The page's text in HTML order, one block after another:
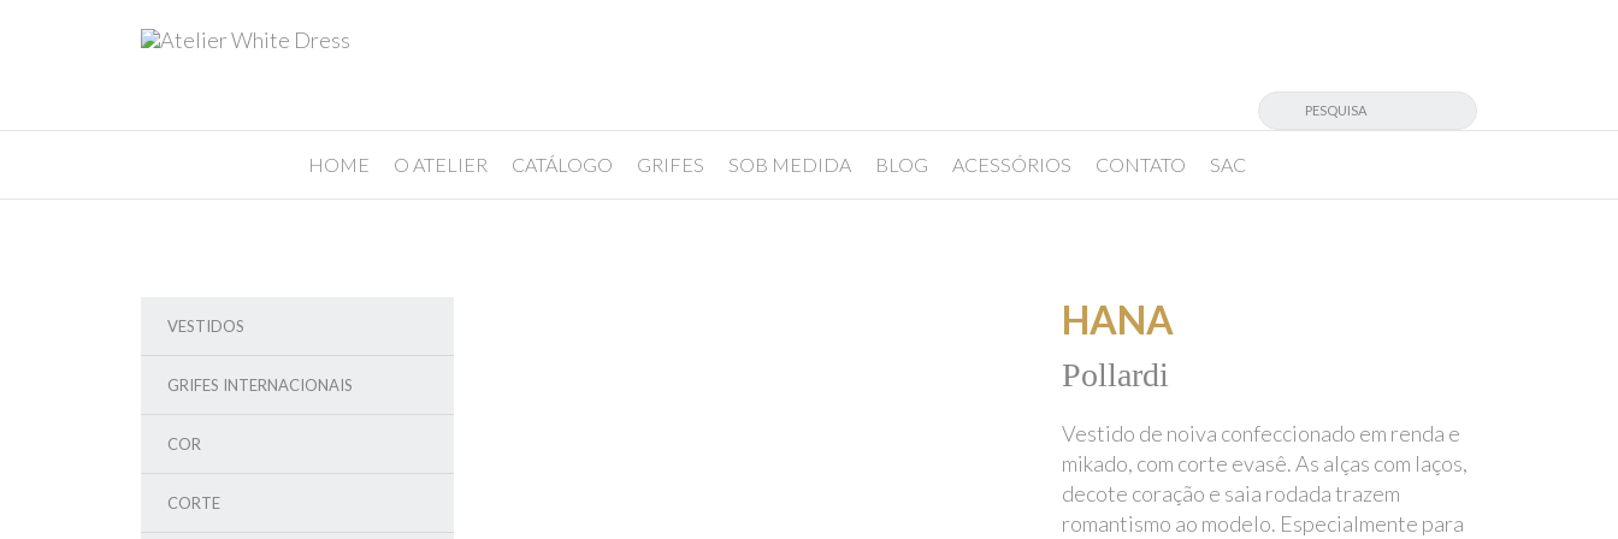
HOME O ATELIER CATÁLOGO GRIFES SOB MEDIDA BLOG ACESSÓRIOS CONTATO SAC
VESTIDOS
GRIFES INTERNACIONAIS
COR
CORTE
HANA
Pollardi
Vestido de noiva confeccionado em renda e
mikado, com corte evasê. As alças com laços,
decote coração e saia rodada trazem
romantismo ao modelo. Especialmente para